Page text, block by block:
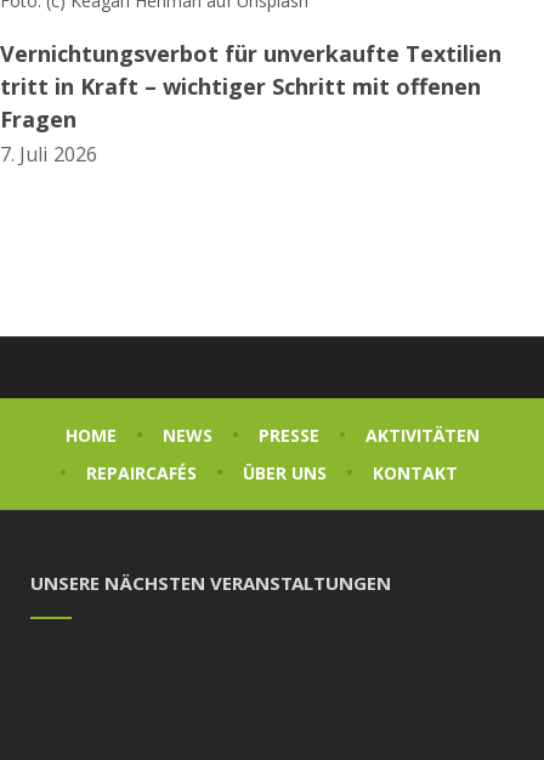
Vernichtungsverbot für unverkaufte Textilien
tritt in Kraft – wichtiger Schritt mit offenen
Fragen
7. Juli 2026
HOME NEWS PRESSE
AKTIVITÄTEN
REPAIRCAFÉS
ÜBER UNS KONTAKT
UNSERE NÄCHSTEN VERANSTALTUNGEN